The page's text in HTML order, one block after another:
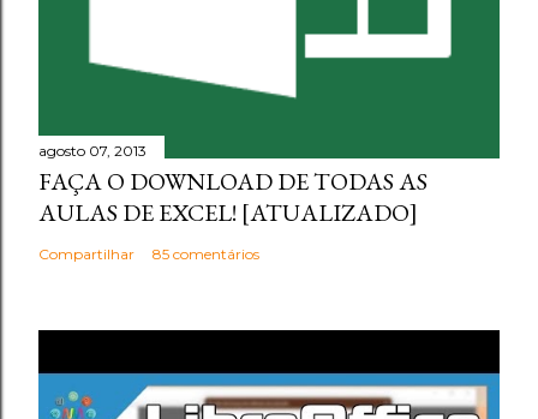
agosto 07, 2013
FAÇA O DOWNLOAD DE TODAS AS
AULAS DE EXCEL! [ATUALIZADO]
Compartilhar 85 comentários